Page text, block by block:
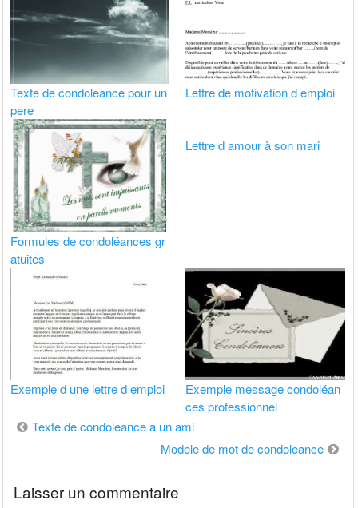
Texte de condoleance pour un
pere
Lettre de motivation d emploi
Formules de condoléances gr
atuites
Lettre d amour à son mari
Exemple d une lettre d emploi
Exemple message condoléan
ces professionnel
Navigation
Texte de condoleance a un ami
Modele de mot de condoleance
Laisser un commentaire